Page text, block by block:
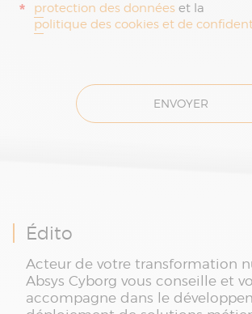
*
protection des données et la
politique des cookies et de
ENVOYER
Édito
Acteur de votre transformation
Absys Cyborg vous conseille et
accompagne dans le